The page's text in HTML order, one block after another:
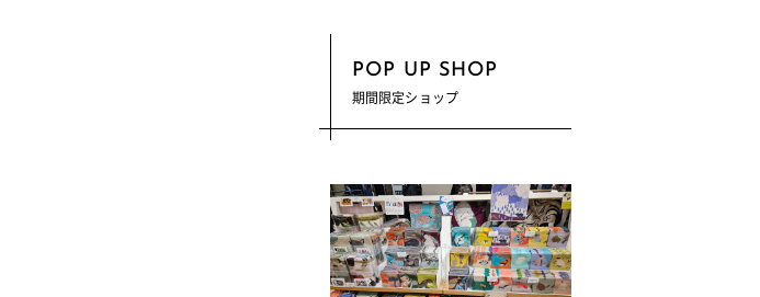
POP UP SHOP
期間限定ショップ